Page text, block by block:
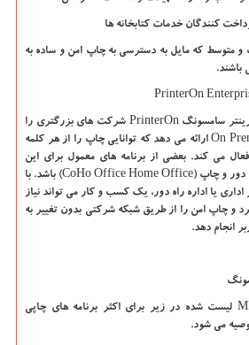
کنندگان خدمات کتابخانه ها
​​که مایل به دسترسی به چاپ امن و ساده به
باشند.
PrinterOn
سامسونگPrinterOn شرکت های بزرگتری را
Onارائه می دهد که توانایی چاپ را از هر کلمه
فعال می کند. بعضی از برنامه های معمول برای این
دور و چاپ (CoHo Office Home Office) باشد. با
یا اداره راه دور، یک کسب و کار می تواند نیاز
و چاپ امن را از طریق شبکه شرکتی بدون تغییر به
انجام دهد.
لیست شده در زیر برای اکثر برنامه های چاپی
می شود.